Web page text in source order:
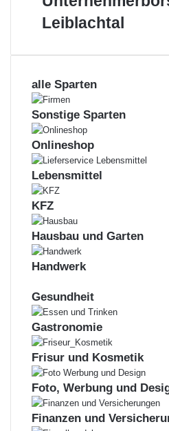
Schönblick
Leiblachtal
alle Sparten
Sonstige Sparten
Onlineshop
Lebensmittel
KFZ
Hausbau und Garten
Handwerk
Gesundheit
Gastronomie
Frisur und Kosmetik
Foto, Werbung und
Finanzen und